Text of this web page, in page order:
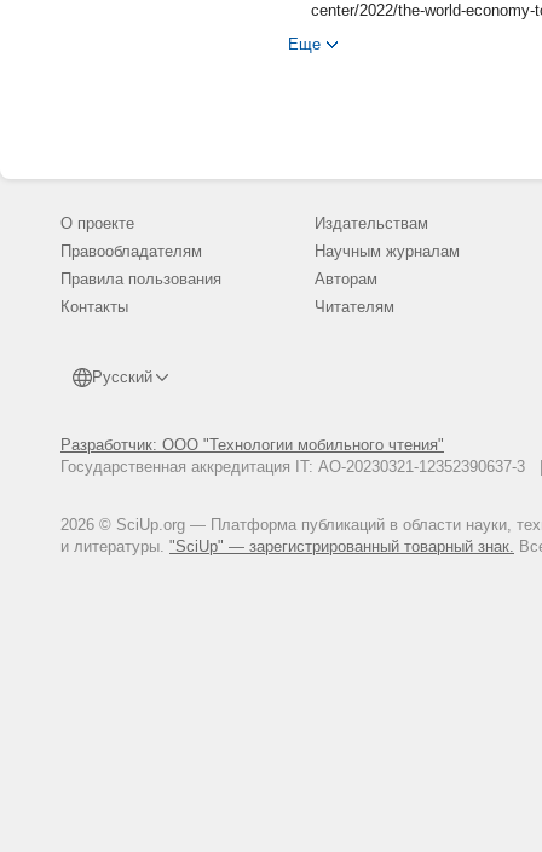
center/2022/the-world-
Еще
О проекте
Правообладателям
Правила пользования
Контакты
Русский
Разработчик: ООО "Технологии мобильного чтения"
Государственная аккредитация IT: АО-20230321-
2026 © SciUp.org — Платформа публикаций в области науки,
и литературы. "SciUp" — зарегистрированный товарный знак.
Издательствам
Научным журналам
Авторам
Читателям